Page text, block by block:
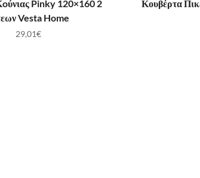
Pinky 120×160 2
Vesta Home
29,01€
Κουβέρτα